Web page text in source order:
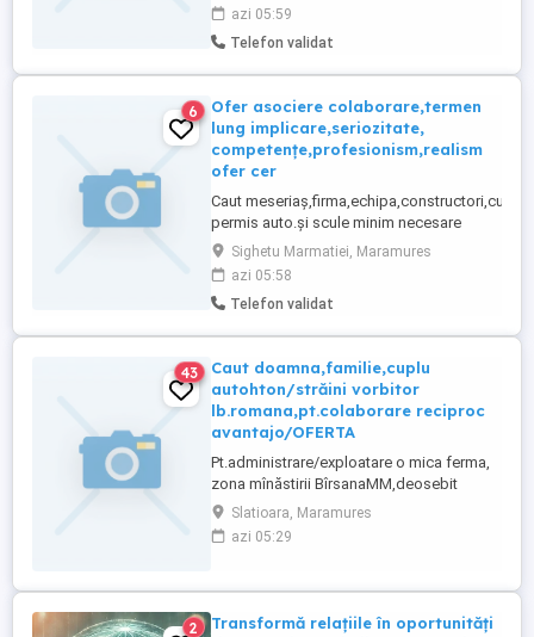
azi 05:59
Telefon validat
6
Ofer asociere colaborare,termen
lung implicare,seriozitate,
competențe,profesionism,realism
ofer cer
Caut meseriaș,firma,echipa,constructori,cu
permis auto.și scule minim necesare
agronom, horticultor
,tâmplar,electromecanic,as.medical,tehnician
vet.pt.a dezvolta iniția diverse proiecte în
domeniu de competență
Sighetu Marmatiei, Maramures
azi 05:58
Telefon validat
43
Caut doamna,familie,cuplu
autohton/străini vorbitor
lb.romana,pt.colaborare reciproc
avantajo/OFERTA
Pt.administrare/exploatare o mica ferma,
zona mînăstirii BîrsanaMM,deosebit
potențial turistic.! Pot fi si2,3familii care sa
colaboreze inpreuna,pe termen
lung,necesar/cunoștințe la nivel de bun
una dintre persoane ...
Slatioara, Maramures
azi 05:29
2
Transformă relațiile în oportunități